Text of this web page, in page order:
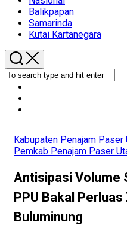
Parent
Balikpapan
Samarinda
Kutai Kartanegara
Kabupaten Penajam Paser
Pemkab Penajam Paser
Antisipasi Volume
PPU Bakal
Buluminung